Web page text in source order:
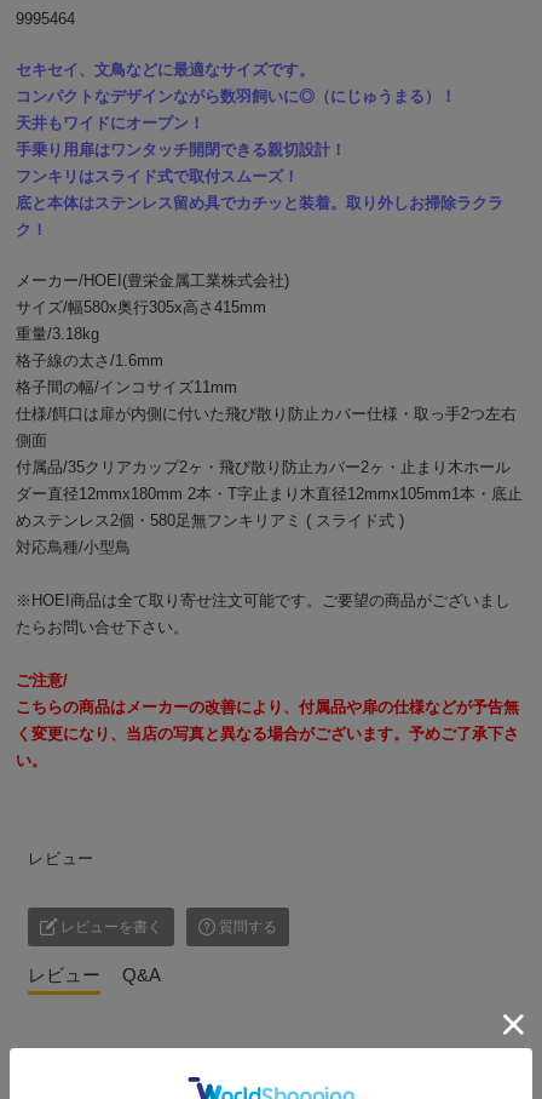
9995464
セキセイ、文鳥などに最適なサイズです。
コンパクトなデザインながら数羽飼いに◎（にじゅうまる）！
天井もワイドにオープン！
手乗り用扉はワンタッチ開閉できる親切設計！
フンキリはスライド式で取付スムーズ！
底と本体はステンレス留め具でカチッと装着。取り外しお掃除ラクラ
ク！
メーカー/HOEI(豊栄金属工業株式会社)
サイズ/幅580x奥行305x高さ415mm
重量/3.18kg
格子線の太さ/1.6mm
格子間の幅/インコサイズ11mm
仕様/餌口は扉が内側に付いた飛び散り防止カバー仕様・取っ手2つ左右
側面
付属品/35クリアカップ2ヶ・飛び散り防止カバー2ヶ・止まり木ホール
ダー直径12mmx180mm 2本・T字止まり木直径12mmx105mm1本・底止
めステンレス2個・580足無フンキリアミ ( スライド式 )
対応鳥種/小型鳥
※HOEI商品は全て取り寄せ注文可能です。ご要望の商品がございまし
たら お問い合せ下さい。
ご注意/
こちらの商品はメーカーの改善により、付属品や扉の仕様などが予告無
く変更になり、当店の写真と異なる場合がございます。予めご了承下さ
い。
レビュー
レビューを書く 質問する
レビュー Q&A